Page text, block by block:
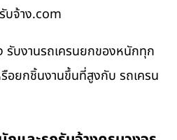
บจ้าง.com
รับงานรถเครนยกของหนักทุก
อยกชิ้นงานขึ้นที่สูงกับ รถเครน